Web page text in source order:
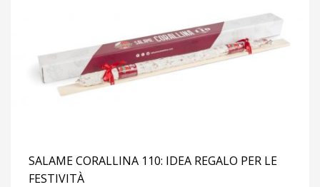
SALAME CORALLINA 110: IDEA REGALO PER LE
FESTIVITÀ